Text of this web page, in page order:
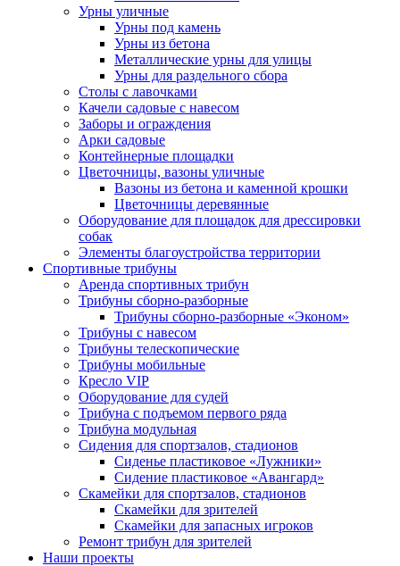
Урны уличные
Урны под камень
Урны из бетона
Металлические урны для улицы
Урны для раздельного сбора
Столы с лавочками
Качели садовые с навесом
Заборы и ограждения
Арки садовые
Контейнерные площадки
Цветочницы, вазоны уличные
Вазоны из бетона и каменной крошки
Цветочницы деревянные
Оборудование для площадок для дрессировки
собак
Элементы благоустройства территории
Спортивные трибуны
Аренда спортивных трибун
Трибуны сборно-разборные
Трибуны сборно-разборные «Эконом»
Трибуны с навесом
Трибуны телескопические
Трибуны мобильные
Кресло VIP
Оборудование для судей
Трибуна с подъемом первого ряда
Трибуна модульная
Сидения для спортзалов, стадионов
Сиденье пластиковое «Лужники»
Сидение пластиковое «Авангард»
Скамейки для спортзалов, стадионов
Скамейки для зрителей
Скамейки для запасных игроков
Ремонт трибун для зрителей
Наши проекты